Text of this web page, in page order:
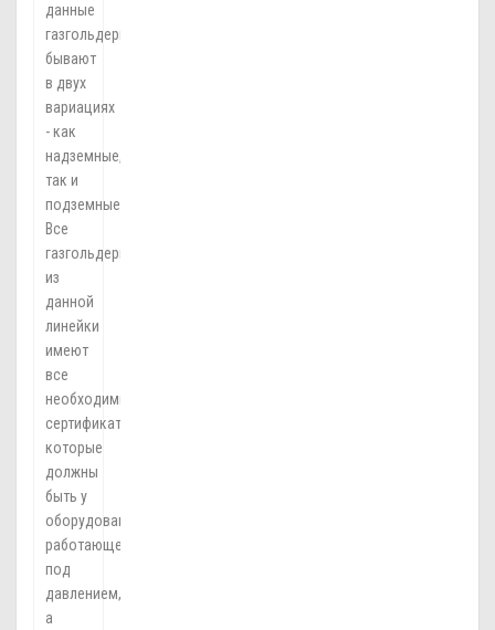
данные
газгольдеры
бывают
в двух
вариациях
- как
надземные,
так и
подземные.
Все
газгольдеры
из
данной
линейки
имеют
все
необходимые
сертификаты,
которые
должны
быть у
оборудования,
работающего
под
давлением,
а